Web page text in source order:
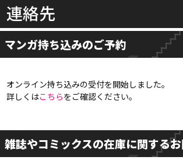
連絡先
マンガ持ち込みのご予約
オンライン持ち込みの受付を開始しました。
詳しくはこちらをご確認ください。
雑誌やコミックスの在庫に関する